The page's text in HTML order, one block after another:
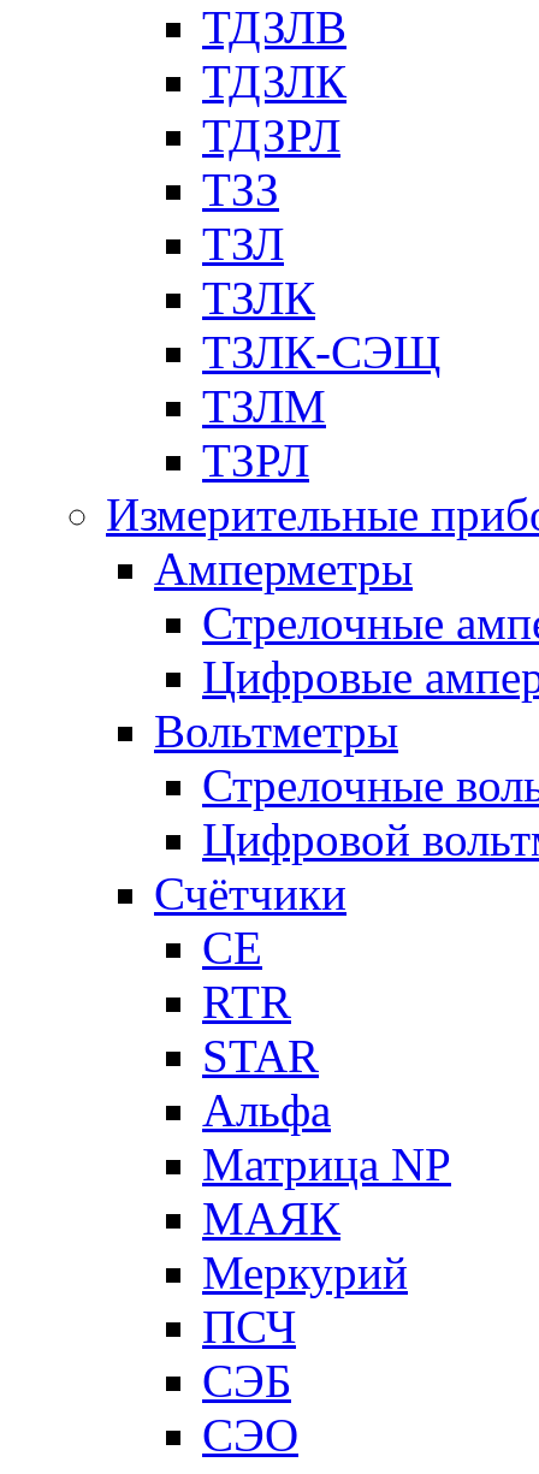
ТДЗЛВ
ТДЗЛК
ТДЗРЛ
ТЗЗ
ТЗЛ
ТЗЛК
ТЗЛК-СЭЩ
ТЗЛМ
ТЗРЛ
Измерительные
Амперметры
Стрелочные
Цифровые
Вольтметры
Стрелочные
Цифровой
Счётчики
CE
RTR
STAR
Альфа
Матрица NP
МАЯК
Меркурий
ПСЧ
СЭБ
СЭО